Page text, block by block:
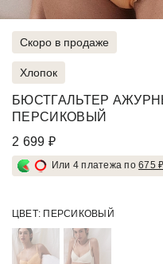
Скоро в продаже
Хлопок
БЮСТГАЛЬТЕР
ПЕРСИКОВЫЙ
2 699 ₽
Или 4 платежа по675 ₽
ЦВЕТ: ПЕРСИКОВЫЙ